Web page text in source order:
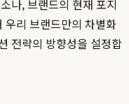
나, 브랜드의 현재 포지
우리 브랜드만의 차별화
전략의 방향성을 설정합